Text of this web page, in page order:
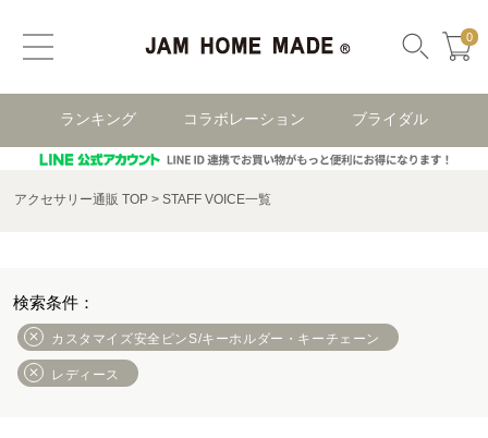
0
ランキング コラボレーション ブライダル
アクセサリー通販 TOP STAFF VOICE一覧
カスタマイズ安全ピンS/キーホルダー・キーチェーン
レディース